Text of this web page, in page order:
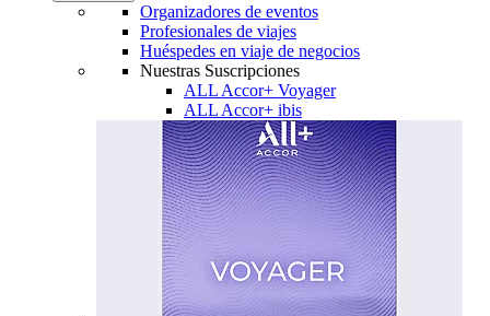
Organizadores de eventos
Profesionales de viajes
Huéspedes en viaje de negocios
Nuestras Suscripciones
ALL Accor+ Voyager
ALL Accor+ ibis